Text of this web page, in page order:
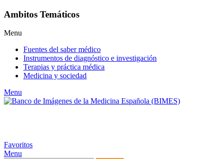
Ambitos Temáticos
Menu
Fuentes del saber médico
Instrumentos de diagnóstico e investigación
Terapias y práctica médica
Medicina y sociedad
Menu
Favoritos
Menu